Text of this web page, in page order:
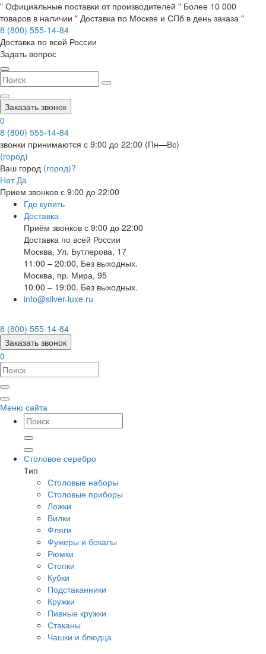
" Официальные поставки от производителей " Более 10 000
товаров в наличии " Доставка по Москве и СПб в день заказа "
8 (800) 555-14-84
Доставка по всей России
Задать вопрос
Заказать звонок
0
8 (800) 555-14-84
звонки принимаются с 9:00 до 22:00 (Пн—Вс)
(город)
Ваш город (город)?
Нет Да
Прием звонков с 9:00 до 22:00
Где купить
Доставка
Приём звонков с 9:00 до 22:00
Доставка по всей России
Москва, Ул. Бутлерова, 17
11:00 – 20:00, Без выходных.
Москва, пр. Мира, 95
10:00 – 19:00. Без выходных.
info@silver-luxe.ru
8 (800) 555-14-84
Заказать звонок
0
Меню сайта
Столовое серебро
Тип
Столовые наборы
Столовые приборы
Ложки
Вилки
Фляги
Фужеры и бокалы
Рюмки
Стопки
Кубки
Подстаканники
Кружки
Пивные кружки
Стаканы
Чашки и блюдца